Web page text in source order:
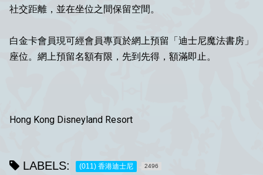
社交距離，並在坐位之間保留空間。​
白金卡會員現可經會員專頁於網上預留「迪士尼魔法書房」
座位。網上預留名額有限，先到先得，額滿即止。​
Hong Kong Disneyland Resort
LABELS: (011) 香港迪士尼 2496